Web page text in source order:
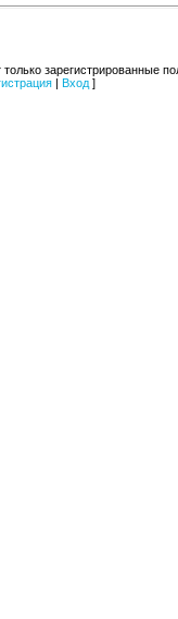
зарегистрированные
Вход ]